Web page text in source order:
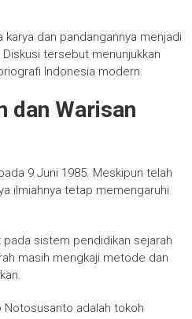
dan pandangannya menjadi
tersebut menunjukkan
Indonesia modern.
dan Warisan
9 Juni 1985. Meskipun telah
ilmiahnya tetap memengaruhi
sistem pendidikan sejarah
masih mengkaji metode dan
Notosusanto adalah tokoh